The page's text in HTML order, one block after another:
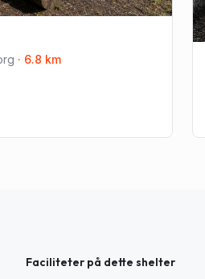
· 6.8 km
Faciliteter på dette shelter